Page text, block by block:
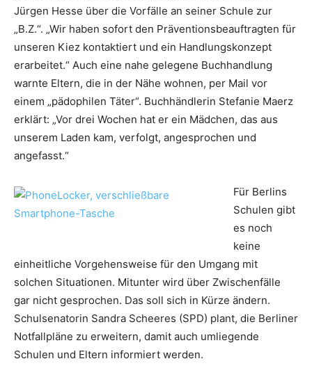
Jürgen Hesse über die Vorfälle an seiner Schule zur
„B.Z.“. „Wir haben sofort den Präventionsbeauftragten für
unseren Kiez kontaktiert und ein Handlungskonzept
erarbeitet.“ Auch eine nahe gelegene Buchhandlung
warnte Eltern, die in der Nähe wohnen, per Mail vor
einem „pädophilen Täter“. Buchhändlerin Stefanie Maerz
erklärt: „Vor drei Wochen hat er ein Mädchen, das aus
unserem Laden kam, verfolgt, angesprochen und
angefasst.“
Für Berlins
Schulen gibt
es noch
keine
einheitliche Vorgehensweise für den Umgang mit
solchen Situationen. Mitunter wird über Zwischenfälle
gar nicht gesprochen. Das soll sich in Kürze ändern.
Schulsenatorin Sandra Scheeres (SPD) plant, die Berliner
Notfallpläne zu erweitern, damit auch umliegende
Schulen und Eltern informiert werden.